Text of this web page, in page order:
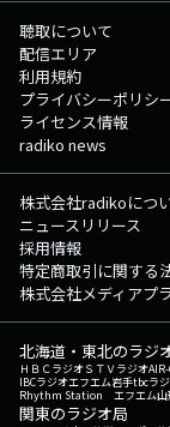
聴取について
配信エリア
利用規約
プライバシーポリシ
ライセンス情報
radiko news
株式会社radikoにつ
ニュースリリース
採用情報
特定商取引に関する
株式会社メディアプ
北海道・東北のラジ
ＨＢＣラジオＳＴＶラジオ
IBCラジオエフエム岩手tbcラ
Rhythm Station エフエム山
関東のラジオ局